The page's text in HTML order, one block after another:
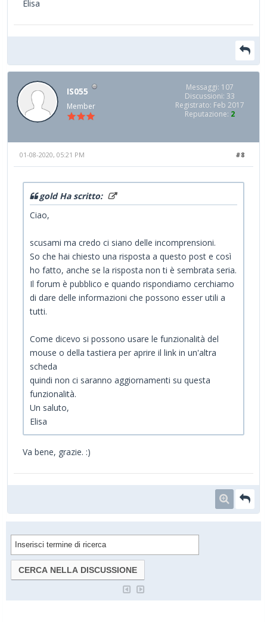
Elisa
IS055
Member
Messaggi: 107
Discussioni: 33
Registrato: Feb 2017
Reputazione: 2
#8
01-08-2020, 05:21 PM
gold Ha scritto:
Ciao,
scusami ma credo ci siano delle incomprensioni.
So che hai chiesto una risposta a questo post e così
ho fatto, anche se la risposta non ti è sembrata seria.
Il forum è pubblico e quando rispondiamo cerchiamo
di dare delle informazioni che possono esser utili a
tutti.
Come dicevo si possono usare le funzionalità del
mouse o della tastiera per aprire il link in un'altra
scheda
quindi non ci saranno aggiornamenti su questa
funzionalità.
Un saluto,
Elisa
Va bene, grazie. :)